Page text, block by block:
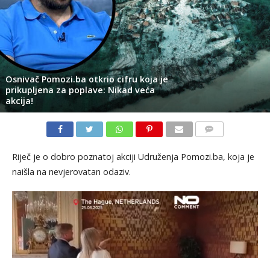
Osnivač Pomozi.ba otkrio cifru koja je
prikupljena za poplave: Nikad veća
akcija!
Riječ je o dobro poznatoj akciji Udruženja Pomozi.ba, koja je
naišla na nevjerovatan odaziv.